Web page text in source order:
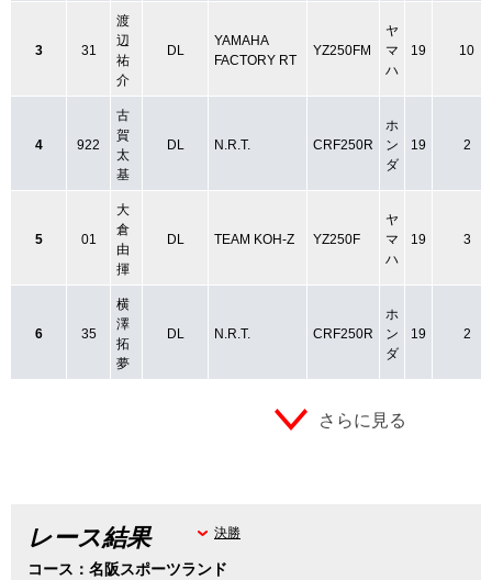
3 31
渡
辺
祐
介
DL
YAMAHA
FACTORY RT
YZ250FM
ヤ
マ
ハ
19 10
4 922
古
賀
太
基
DL N.R.T. CRF250R
ホ
ン
ダ
19 2
5 01
大
倉
由
揮
DL TEAM KOH-Z YZ250F
ヤ
マ
ハ
19 3
6 35
横
澤
拓
夢
DL N.R.T. CRF250R
ホ
ン
ダ
19 2
さらに見る
レース結果
コース：名阪スポーツランド
決勝